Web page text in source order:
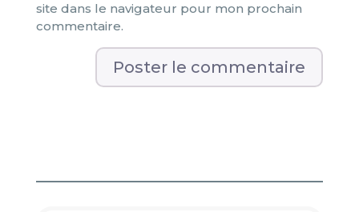
site dans le navigateur pour mon prochain
commentaire.
n